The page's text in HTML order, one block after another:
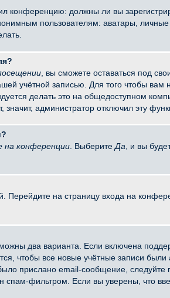
конференцию: должны ли вы
пользователям: аватары,
, вы сможете оставаться под
учётной записью. Для того чтобы
делать это на общедоступном
значит, администратор отключил эту
на конференции . Выберите Да , и вы
Перейдите на страницу входа на
два варианта. Если включена
чтобы все новые учётные записи
прислано email-сообщение,
фильтром. Если вы уверены, что